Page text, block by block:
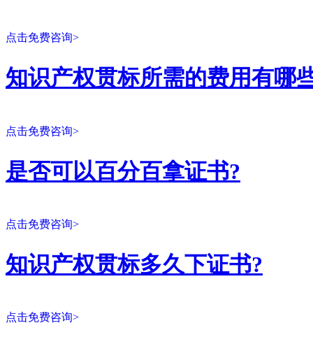
点击免费咨询>
知识产权贯标所需的费用有哪
点击免费咨询>
是否可以百分百拿证书?
点击免费咨询>
知识产权贯标多久下证书?
点击免费咨询>